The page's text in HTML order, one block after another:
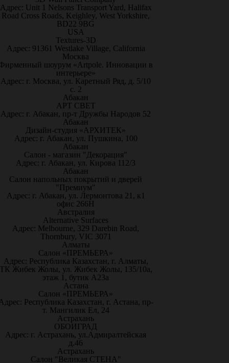
Адрес: Unit 1 Nelsons Transport Yard, Halifax
Road Cross Roads, Keighley, West Yorkshire,
BD22 9BG
USA
Textures-3D
Адрес: 91361 Westlake Village, California
Москва
шоурум «Artpole. Инновации в
интерьере»
Адрес: г. Москва, ул. Каретный Ряд, д. 5/10
с. 2
Абакан
АРТ СВЕТ
Адрес: г. Абакан, пр-т Дружбы Народов 52
Абакан
Дизайн-студия «АРХИТЕК»
Адрес: г. Абакан, ул. Пушкина, 100
Абакан
Салон - магазин "Декорация"
Адрес: г. Абакан, ул. Кирова 112/3
Абакан
Салон напольных покрытий и дверей
"Премиум"
Адрес: г. Абакан, ул. Лермонтова 21, к1
офис 266Н
Австралия
Alternative Surfaces
Адрес: Melbourne, 329 Darebin Road,
Thornbury, VIC 3071
Алматы
Салон «ПРЕМЬЕРА»
Адрес: Республика Казахстан, г. Алматы,
Жибек Жолы, ул. Жибек Жолы, 135/10а,
этаж 1, бутик А23а
Астана
Салон «ПРЕМЬЕРА»
Республика Казахстан, г. Астана, пр-
т. Мангилик Ел, 24
Астрахань
ОБОИГРАД
Адрес: г. Астрахань, ул.Адмиралтейская
д.46
Астрахань
Салон "Великая СТЕНА"